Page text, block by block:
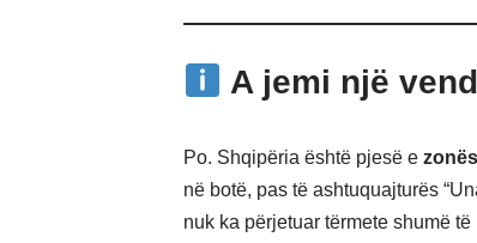
A jemi një
Po. Shqipëria është pjesë e
në botë, pas të ashtuquajturës
nuk ka përjetuar tërmete shumë